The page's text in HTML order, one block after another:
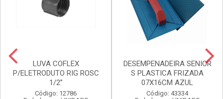
LUVA COFLEX
P/ELETRODUTO RIG ROSC
1/2”
Código: 12786
DESEMPENADEIRA SENIOR
S PLASTICA FRIZADA
07X16CM AZUL
Código: 43334